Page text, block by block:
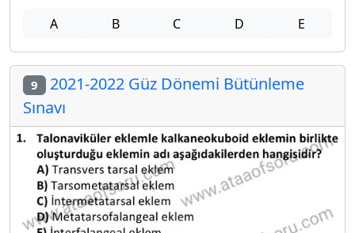
A B C D E
9 2021-2022 Güz Dönemi Bütünleme
Sınavı